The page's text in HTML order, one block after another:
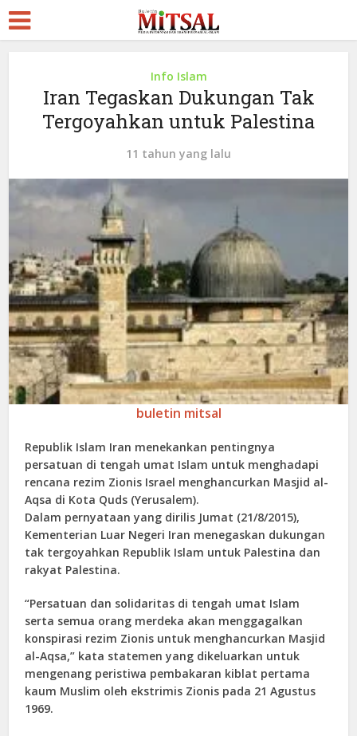
Info Islam
Iran Tegaskan Dukungan Tak
Tergoyahkan untuk Palestina
11 tahun yang lalu
buletin mitsal
Republik Islam Iran menekankan pentingnya
persatuan di tengah umat Islam untuk menghadapi
rencana rezim Zionis Israel menghancurkan Masjid al-
Aqsa di Kota Quds (Yerusalem).
Dalam pernyataan yang dirilis Jumat (21/8/2015),
Kementerian Luar Negeri Iran menegaskan dukungan
tak tergoyahkan Republik Islam untuk Palestina dan
rakyat Palestina.
“Persatuan dan solidaritas di tengah umat Islam
serta semua orang merdeka akan menggagalkan
konspirasi rezim Zionis untuk menghancurkan Masjid
al-Aqsa,” kata statemen yang dikeluarkan untuk
mengenang peristiwa pembakaran kiblat pertama
kaum Muslim oleh ekstrimis Zionis pada 21 Agustus
1969.